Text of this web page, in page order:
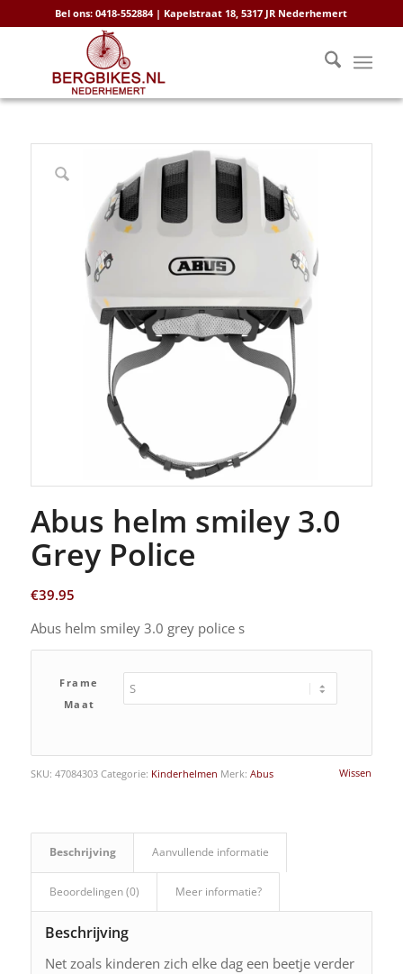
Bel ons: 0418-552884 | Kapelstraat 18, 5317 JR Nederhemert
Abus helm smiley 3.0
Grey Police
€39.95
Abus helm smiley 3.0 grey police s
Frame
Maat
Wissen
SKU: 47084303 Categorie: Kinderhelmen Merk: Abus
Beschrijving Aanvullende informatie
Beoordelingen (0) Meer informatie?
Beschrijving
Net zoals kinderen zich elke dag een beetje verder